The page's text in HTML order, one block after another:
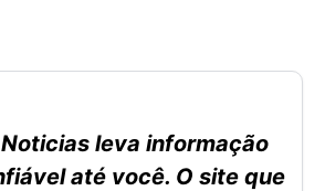
leva informação
até você. O site que